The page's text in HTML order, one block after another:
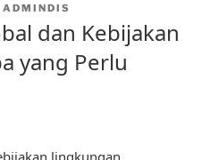
ADMINDIS
dan Kebijakan
yang Perlu